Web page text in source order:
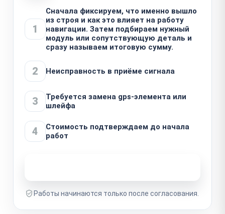
1
Сначала фиксируем, что именно вышло
из строя и как это влияет на работу
навигации. Затем подбираем нужный
модуль или сопутствующую деталь и
сразу называем итоговую сумму.
2 Неисправность в приёме сигнала
3
Требуется замена gps-элемента или
шлейфа
4
Стоимость подтверждаем до начала
работ
Работы начинаются только после согласования.